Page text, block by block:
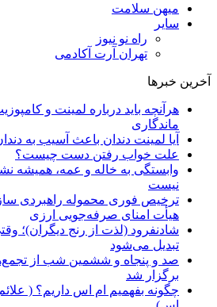
میهن سلامت
سایر
راه نو نیوز
تهران آرت آکادمی
آخرین خبرها
هرآنچه باید درباره لمینت و
ماندگاری
آیا لمینت دندان باعث آسیب به
علت خواب رفتن دست چیست؟
وابستگی به خاله و عمه، همیشه
نیست
ترخیص فوری محموله راهبردی
هیأت امنای صرفه‌جویی ارزی
شادنفرود (لذت از رنج دیگران)؛
تبدیل می‌شود
صد و پنجاه‌ و ششمین شب از
برگزار شد
چگونه بفهمیم ام اس داریم؟ (